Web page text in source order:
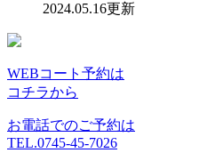
2024.05.16更新
WEBコート予約は
コチラから
お電話でのご予約は
TEL.0745-45-7026